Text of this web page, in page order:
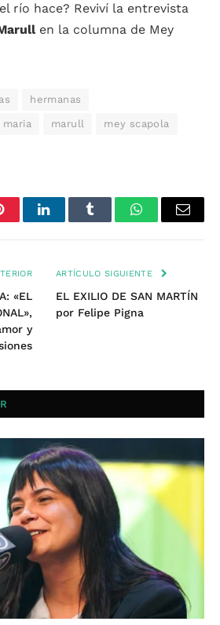
río hace? Reviví la entrevista
en la columna de Mey
hermanas
maria marull mey scapola
LinkedInTumblr WhatsAppEmail
«EL
y
ARTÍCULO SIGUIENTE
EL EXILIO DE SAN MARTÍN
por Felipe Pigna